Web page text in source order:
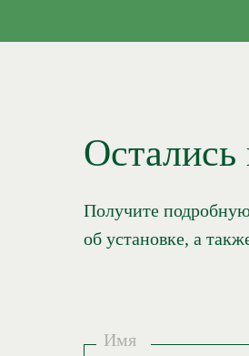
Получите
об установке, а
Имя